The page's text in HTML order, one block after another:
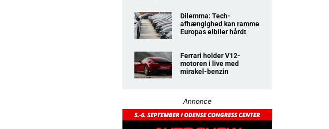
Dilemma: Tech-
afhængighed kan ramme
Europas elbiler hårdt
Ferrari holder V12-
motoren i live med
mirakel-benzin
Annonce